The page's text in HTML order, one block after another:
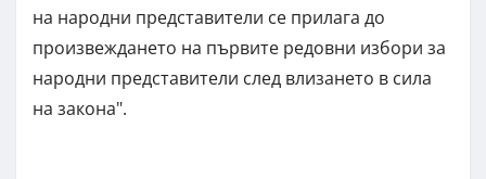
на народни представители се прилага до
произвеждането на първите редовни избори за
народни представители след влизането в сила
на закона".